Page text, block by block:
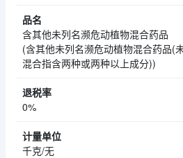
含其他未列名濒危动植物混合药品
(含其他未列名濒危动植物混合药品(
混合指含两种或两种以上成分))
0%
千克/无